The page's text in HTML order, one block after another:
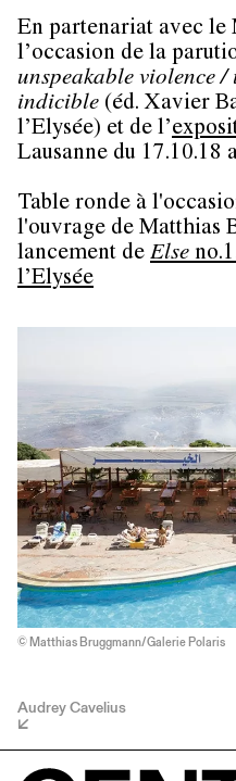
En partenariat avec le
l’occasion de la
unspeakable violence /
indicible (éd. Xavier
l’Elysée) et de l’
Lausanne du 17.10.18
Table ronde à
l'ouvrage de Matthias
lancement de Else
l’Elysée
© Matthias Bruggmann/Galerie Polaris
Audrey Cavelius